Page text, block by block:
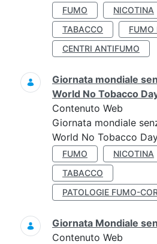
FUMO NICOTINA
TABACCO
FUMO
CENTRI ANTIFUMO
Giornata mondiale
World No Tobacco
Contenuto Web
Giornata mondiale
World No Tobacco
FUMO NICOTINA
TABACCO
PATOLOGIE FUMO-
Giornata Mondiale
Contenuto Web